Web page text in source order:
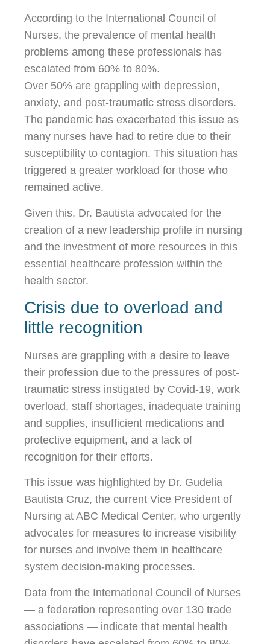
According to the International Council of
Nurses, the prevalence of mental health
problems among these professionals has
escalated from 60% to 80%.
Over 50% are grappling with depression,
anxiety, and post-traumatic stress disorders.
The pandemic has exacerbated this issue as
many nurses have had to retire due to their
susceptibility to contagion. This situation has
triggered a greater workload for those who
remained active.
Given this, Dr. Bautista advocated for the
creation of a new leadership profile in nursing
and the investment of more resources in this
essential healthcare profession within the
health sector.
Crisis due to overload and
little recognition
Nurses are grappling with a desire to leave
their profession due to the pressures of post-
traumatic stress instigated by Covid-19, work
overload, staff shortages, inadequate training
and supplies, insufficient medications and
protective equipment, and a lack of
recognition for their efforts.
This issue was highlighted by Dr. Gudelia
Bautista Cruz, the current Vice President of
Nursing at ABC Medical Center, who urgently
advocates for measures to increase visibility
for nurses and involve them in healthcare
system decision-making processes.
Data from the International Council of Nurses
— a federation representing over 130 trade
associations — indicate that mental health